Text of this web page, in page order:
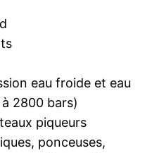
eau froide et eau
2800 bars)
piqueurs
ponceuses,